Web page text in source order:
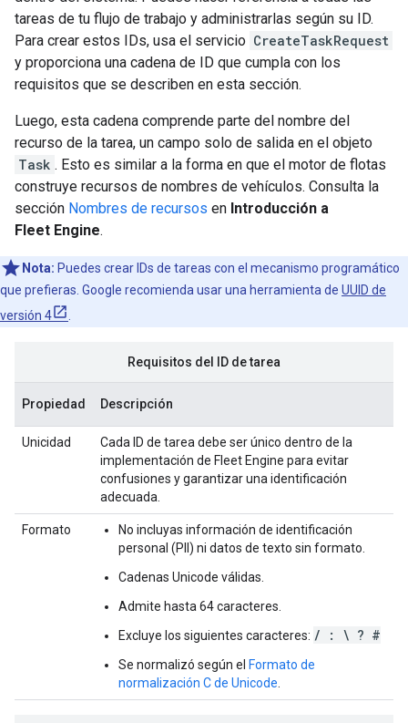
tareas de tu flujo de trabajo y administrarlas según su ID.
Para crear estos IDs, usa el servicio CreateTaskRequest
y proporciona una cadena de ID que cumpla con los
requisitos que se describen en esta sección.
Luego, esta cadena comprende parte del nombre del
recurso de la tarea, un campo solo de salida en el objeto
Task . Esto es similar a la forma en que el motor de flotas
construye recursos de nombres de vehículos. Consulta la
sección Nombres de recursos en Introducción a
Fleet Engine.
Nota: Puedes crear IDs de tareas con el mecanismo programático
que prefieras. Google recomienda usar una herramienta de UUID de
versión 4
Requisitos del ID de tarea
Propiedad Descripción
Unicidad
Cada ID de tarea debe ser único dentro de la
implementación de Fleet Engine para evitar
confusiones y garantizar una identificación
adecuada.
Formato
No incluyas información de identificación
personal (PII) ni datos de texto sin formato.
Cadenas Unicode válidas.
Admite hasta 64 caracteres.
Excluye los siguientes caracteres: / : \ ? #
Se normalizó según el Formato de
normalización C de Unicode